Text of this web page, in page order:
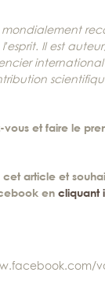
mondialement
Il est
vous et faire le
article et
en cliquant